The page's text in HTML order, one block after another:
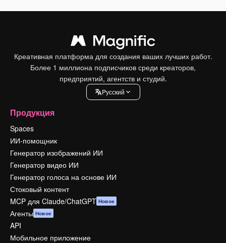
Креативная платформа для создания ваших лучших работ.
Более 1 миллиона подписчиков среди креаторов,
предприятий, агентств и студий.
Pусский
Продукция
Spaces
ИИ-помощник
Генератор изображений ИИ
Генератор видео ИИ
Генератор голоса на основе ИИ
Стоковый контент
MCP для Claude/ChatGPT Новое
Агенты Новое
API
Мобильное приложение